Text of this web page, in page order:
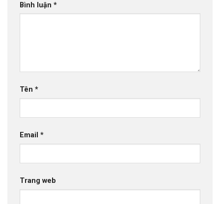
Bình luận *
Tên *
Email *
Trang web